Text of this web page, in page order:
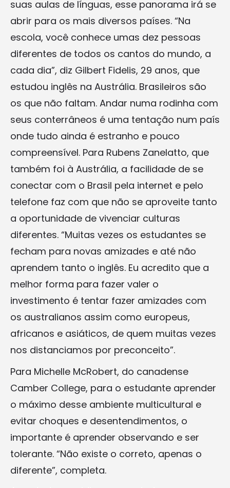
suas aulas de línguas, esse panorama irá se
abrir para os mais diversos países. “Na
escola, você conhece umas dez pessoas
diferentes de todos os cantos do mundo, a
cada dia”, diz Gilbert Fidelis, 29 anos, que
estudou inglês na Austrália. Brasileiros são
os que não faltam. Andar numa rodinha com
seus conterrâneos é uma tentação num país
onde tudo ainda é estranho e pouco
compreensível. Para Rubens Zanelatto, que
também foi à Austrália, a facilidade de se
conectar com o Brasil pela internet e pelo
telefone faz com que não se aproveite tanto
a oportunidade de vivenciar culturas
diferentes. “Muitas vezes os estudantes se
fecham para novas amizades e até não
aprendem tanto o inglês. Eu acredito que a
melhor forma para fazer valer o
investimento é tentar fazer amizades com
os australianos assim como europeus,
africanos e asiáticos, de quem muitas vezes
nos distanciamos por preconceito”.
Para Michelle McRobert, do canadense
Camber College, para o estudante aprender
o máximo desse ambiente multicultural e
evitar choques e desentendimentos, o
importante é aprender observando e ser
tolerante. “Não existe o correto, apenas o
diferente”, completa.